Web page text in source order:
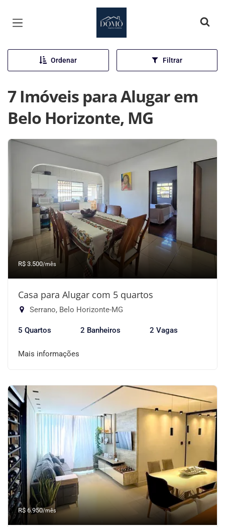
Página inicial
Ordenar Filtrar
7 Imóveis para Alugar em
Belo Horizonte, MG
R$ 3.500/mês
Casa para Alugar com 5 quartos
Serrano, Belo Horizonte-MG
5 Quartos 2 Banheiros 2 Vagas
Mais informações
R$ 6.950/mês